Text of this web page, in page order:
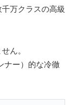
万クラスの高級
ん。
ナー）的な冷徹